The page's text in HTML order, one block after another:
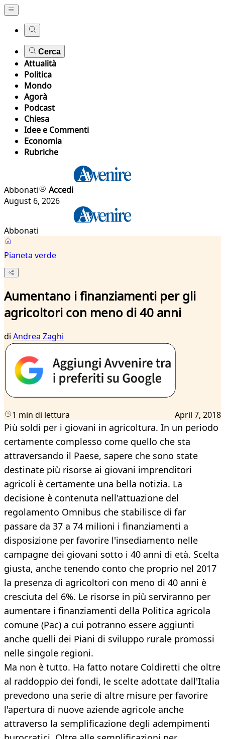
Cerca
Attualità
Politica
Mondo
Agorà
Podcast
Chiesa
Idee e Commenti
Economia
Rubriche
Abbonati
Accedi
August 6, 2026
Abbonati
Pianeta verde
Aumentano i finanziamenti per gli
agricoltori con meno di 40 anni
di Andrea Zaghi
1 min di lettura April 7, 2018
Più soldi per i giovani in agricoltura. In un periodo
certamente complesso come quello che sta
attraversando il Paese, sapere che sono state
destinate più risorse ai giovani imprenditori
agricoli è certamente una bella notizia. La
decisione è contenuta nell'attuazione del
regolamento Omnibus che stabilisce di far
passare da 37 a 74 milioni i finanziamenti a
disposizione per favorire l'insediamento nelle
campagne dei giovani sotto i 40 anni di età. Scelta
giusta, anche tenendo conto che proprio nel 2017
la presenza di agricoltori con meno di 40 anni è
cresciuta del 6%. Le risorse in più serviranno per
aumentare i finanziamenti della Politica agricola
comune (Pac) a cui potranno essere aggiunti
anche quelli dei Piani di sviluppo rurale promossi
nelle singole regioni.
Ma non è tutto. Ha fatto notare Coldiretti che oltre
al raddoppio dei fondi, le scelte adottate dall'Italia
prevedono una serie di altre misure per favorire
l'apertura di nuove aziende agricole anche
attraverso la semplificazione degli adempimenti